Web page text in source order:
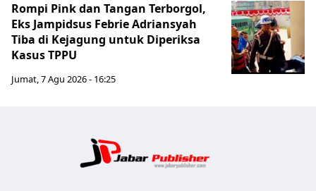
Rompi Pink dan Tangan Terborgol,
Eks Jampidsus Febrie Adriansyah
Tiba di Kejagung untuk Diperiksa
Kasus TPPU
Jumat, 7 Agu 2026 - 16:25